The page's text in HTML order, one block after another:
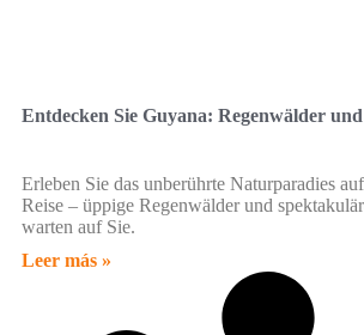
Entdecken Sie Guyana: Regenwälder
Erleben Sie das unberührte Naturparadies
Reise – üppige Regenwälder und
warten auf Sie.
Leer más »